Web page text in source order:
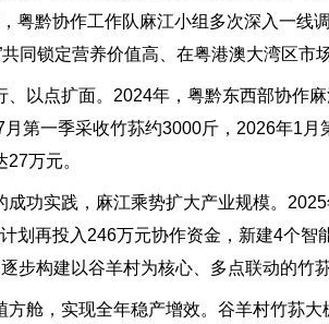
粤黔协作工作队麻江小组多次深入一线
共同锁定营养价值高、在粤港澳大湾区
点扩面。2024年，粤黔东西部协作麻
第一季采收竹荪约3000斤，2026年1
万元。
实践，麻江乘势扩大产业规模。2025
划再投入246万元协作资金，新建4个
步构建以谷羊村为核心、多点联动的竹
，实现全年稳产增效。谷羊村竹荪大